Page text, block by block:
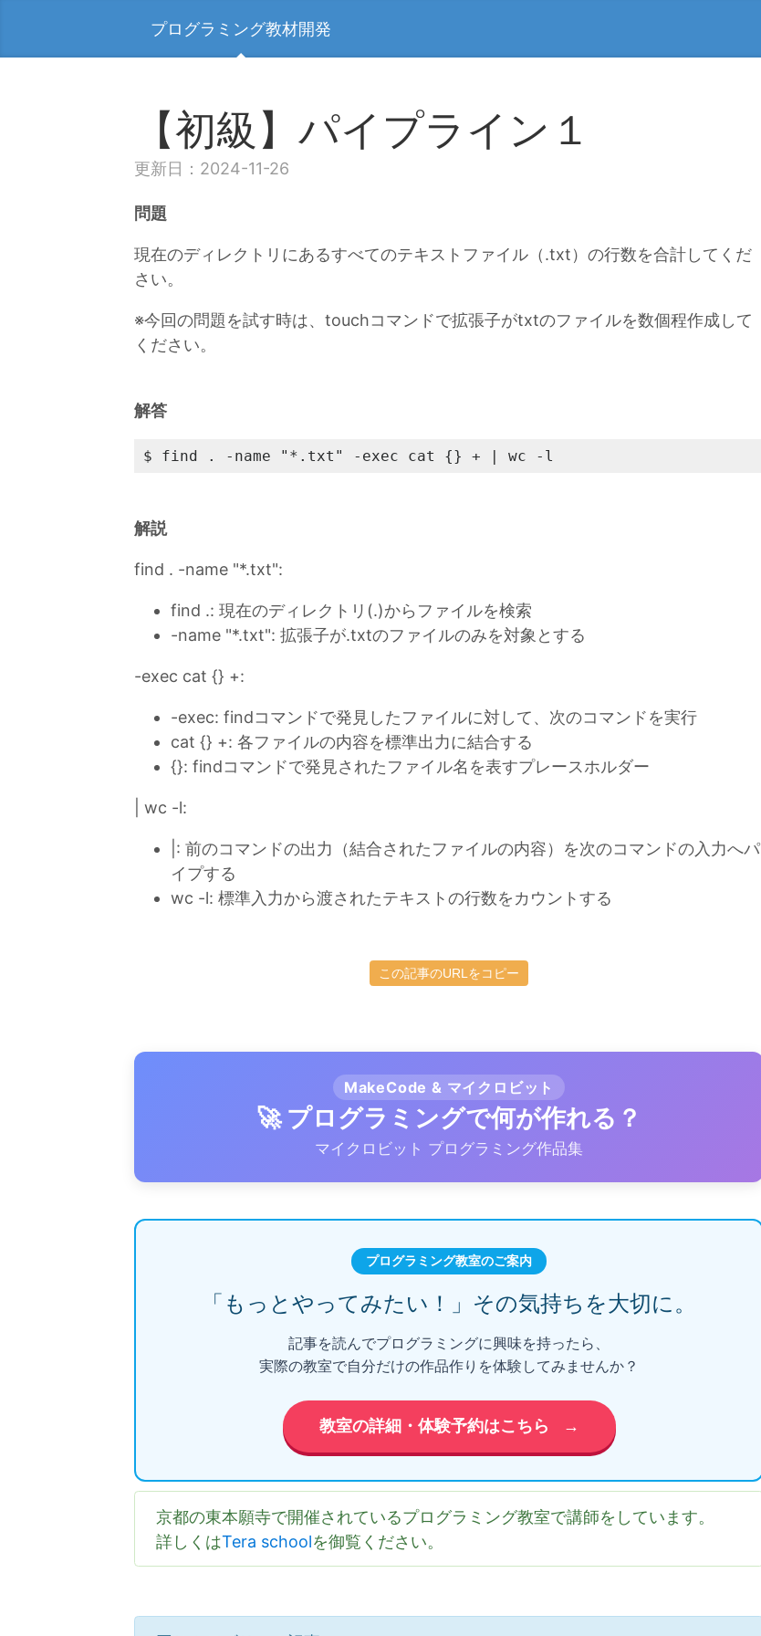
プログラミング教材開発
【初級】パイプライン１
更新日：2024-11-26
問題
現在のディレクトリにあるすべてのテキストファイル（.txt）の行数を合計してくだ
さい。
※今回の問題を試す時は、touchコマンドで拡張子がtxtのファイルを数個程作成して
ください。
解答
$ find . -name "*.txt" -exec cat {} + | wc -l
解説
find . -name "*.txt":
find .: 現在のディレクトリ(.)からファイルを検索
-name "*.txt": 拡張子が.txtのファイルのみを対象とする
-exec cat {} +:
-exec: findコマンドで発見したファイルに対して、次のコマンドを実行
cat {} +: 各ファイルの内容を標準出力に結合する
{}: findコマンドで発見されたファイル名を表すプレースホルダー
| wc -l:
|: 前のコマンドの出力（結合されたファイルの内容）を次のコマンドの入力へパ
イプする
wc -l: 標準入力から渡されたテキストの行数をカウントする
この記事のURLをコピー
MakeCode & マイクロビット
🚀 プログラミングで何が作れる？
マイクロビット プログラミング作品集
プログラミング教室のご案内
「もっとやってみたい！」 その気持ちを大切に。
記事を読んでプログラミングに興味を持ったら、
実際の教室で自分だけの作品作りを体験してみませんか？
教室の詳細・体験予約はこちら →
京都の東本願寺で開催されているプログラミング教室で講師をしています。
詳しくはTera schoolを御覧ください。